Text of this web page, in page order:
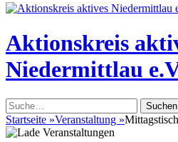
Header
Aktionskreis
Niedermittlau
Suche
nach:
Startseite »Veranstaltung »